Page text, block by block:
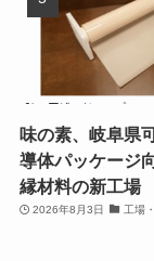
味の素、岐阜県
導体パッケージ
縁材料の新工場
2026年8月3日 工場